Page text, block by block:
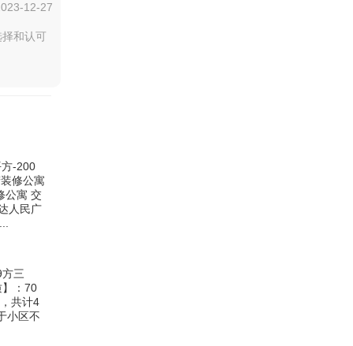
12-27
和认可
-200
修公寓
公寓 交
人民广
三
：70
共计4
小区不